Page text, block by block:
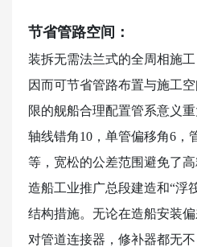
节省管路空间：
装拆无需法兰式的全周相施
因而可节省管路布置与施工
限的舰船合理配置管系意义
轴线错角10，单管偏移角6，
等，宽松的公差范围避免了
造船工业推广总段建造和“浮
结构措施。无论在造船安装
对管道连接器，修补器都无不